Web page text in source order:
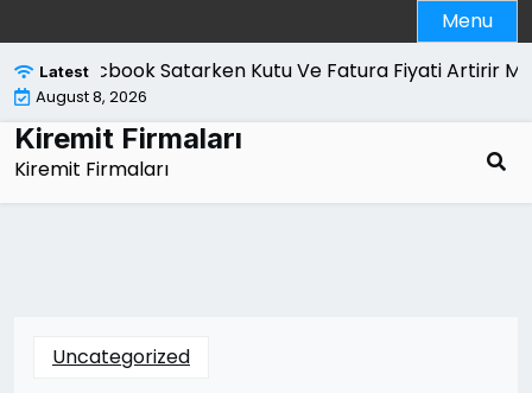
to
content
Menu
Latest
Macbook Satarken Kutu Ve Fatura Fiyati Artirir Mi |
August 8, 2026
Kiremit Firmaları
Kiremit Firmaları
Uncategorized